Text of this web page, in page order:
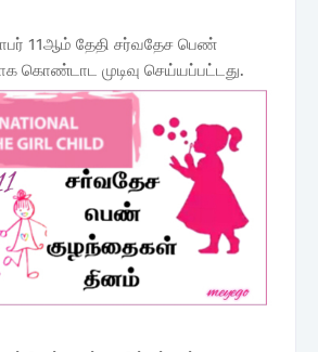
11ஆம் தேதி சர்வதேச பெண்
கொண்டாட முடிவு செய்யப்பட்டது.